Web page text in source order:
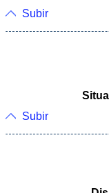
Subir
Subir